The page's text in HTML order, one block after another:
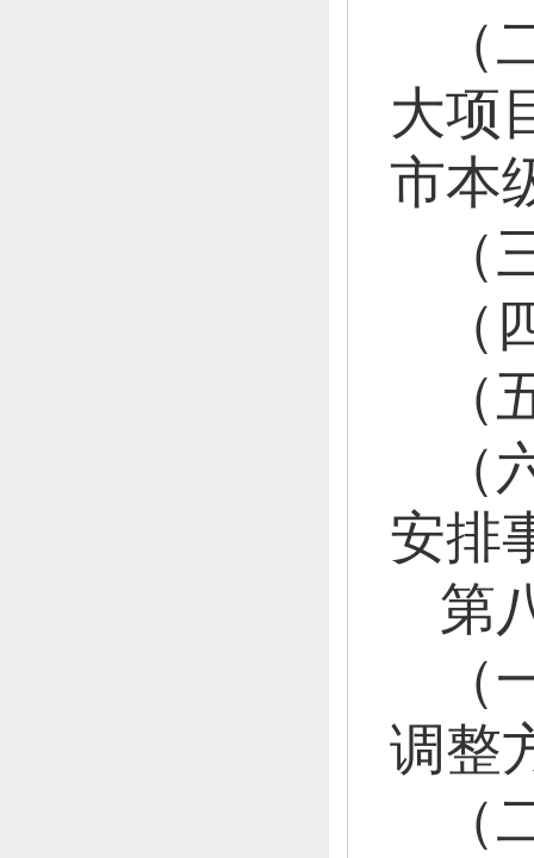
大项
市本
安排
第
调整